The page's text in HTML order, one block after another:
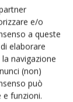
e/o
a queste
elaborare
navigazione
(non)
può
e funzioni.